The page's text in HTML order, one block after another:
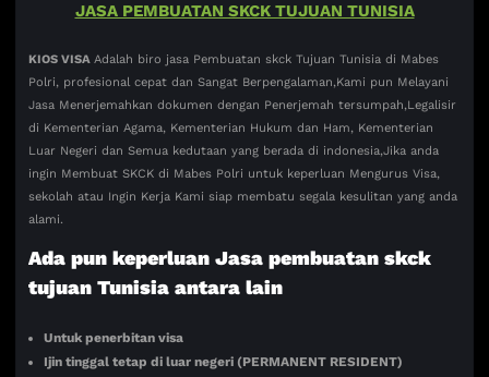
JASA PEMBUATAN SKCK TUJUAN TUNISIA
KIOS VISA Adalah biro jasa Pembuatan skck Tujuan Tunisia di Mabes
Polri, profesional cepat dan Sangat Berpengalaman,Kami pun Melayani
Jasa Menerjemahkan dokumen dengan Penerjemah tersumpah,Legalisir
di Kementerian Agama, Kementerian Hukum dan Ham, Kementerian
Luar Negeri dan Semua kedutaan yang berada di indonesia,Jika anda
ingin Membuat SKCK di Mabes Polri untuk keperluan Mengurus Visa,
sekolah atau Ingin Kerja Kami siap membatu segala kesulitan yang anda
alami.
Ada pun keperluan Jasa pembuatan skck
tujuan Tunisia antara lain
Untuk penerbitan visa
Ijin tinggal tetap di luar negeri (PERMANENT RESIDENT)